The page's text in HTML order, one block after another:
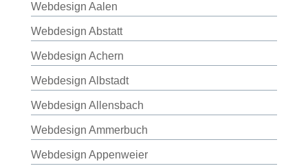
Webdesign Aalen
Webdesign Abstatt
Webdesign Achern
Webdesign Albstadt
Webdesign Allensbach
Webdesign Ammerbuch
Webdesign Appenweier